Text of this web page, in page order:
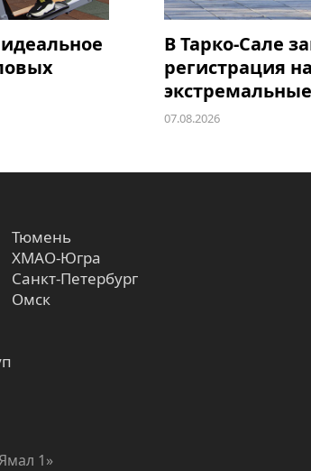
В Тарко-Сале
регистрация
07.08.2026
Тюмень
ХМАО-Югра
Санкт-Петербург
Омск
1»